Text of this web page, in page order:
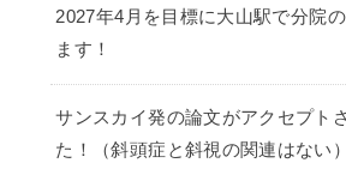
2027年4月を目標に大山駅で分院
ます！
サンスカイ発の論文がアクセプト
た！（斜頭症と斜視の関連はない）